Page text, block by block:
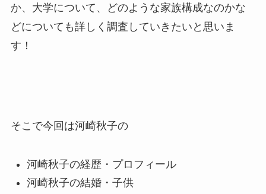
か、大学について、どのような家族構成なのかな
どについても詳しく調査していきたいと思いま
す！
そこで今回は河崎秋子の
河崎秋子の経歴・プロフィール
河崎秋子の結婚・子供